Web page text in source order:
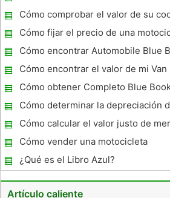
coche
Cómo comprobar el valor de su
Cómo fijar el precio de una
Kelley Blue Book
Cómo encontrar Automobile Blue
valores en línea
Cómo encontrar el valor de mi Van
Cómo obtener Completo Blue
una permuta
Cómo determinar la depreciación
Cómo calcular el valor justo de
los automóviles
Cómo vender una motocicleta
¿Qué es el Libro Azul?
Artículo caliente